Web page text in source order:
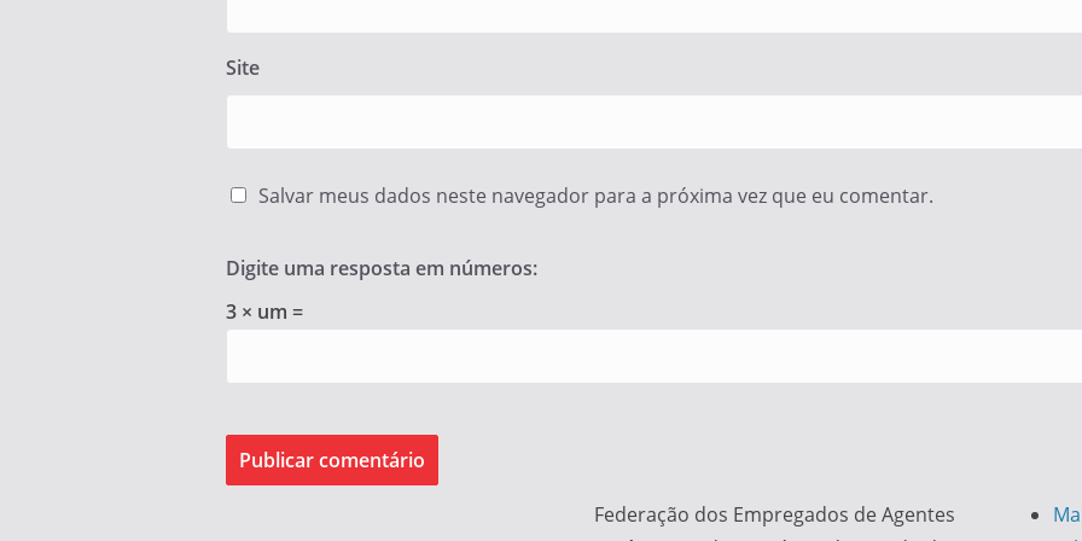
Site
Salvar meus dados neste navegador para a próxima vez que eu comentar.
Digite uma resposta em números:
3 × um =
Federação dos Empregados de Agentes